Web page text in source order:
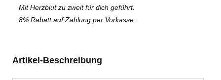
Mit Herzblut zu zweit für dich geführt.
8% Rabatt auf Zahlung per Vorkasse.
Artikel-Beschreibung